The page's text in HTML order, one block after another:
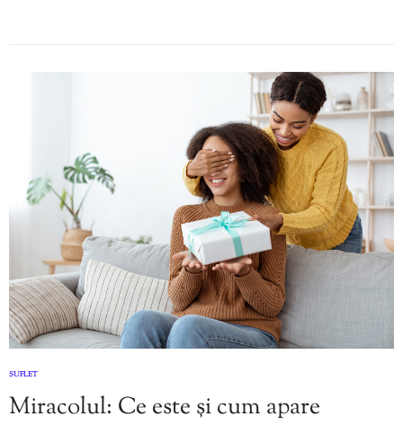
SUFLET
Miracolul: Ce este și cum apare